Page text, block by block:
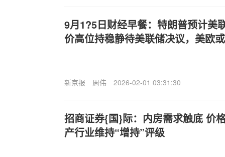
9月1?5日财经早餐：特朗普预计美
价高位持稳静待美联储决议，美欧
新京报 周伟 2026-02-01 03:31:30
招商证券{国}际：内房需求触底 价
产行业维持“增持”评级